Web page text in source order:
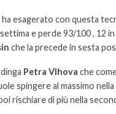
esagerato con questa
e perde 93/100 , 12 in
che la precede in sesta
Petra Vlhova che
spingere al massimo nella
rischiare di più nella